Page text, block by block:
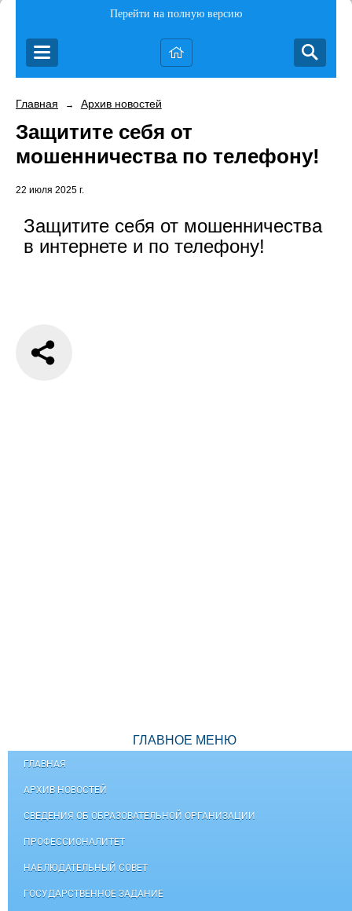
Перейти на полную версию
Главная → Архив новостей
Защитите себя от
мошенничества по телефону!
22 июля 2025 г.
Защитите себя от мошенничества
в интернете и по телефону!
ГЛАВНОЕ МЕНЮ
ГЛАВНАЯ
АРХИВ НОВОСТЕЙ
СВЕДЕНИЯ ОБ ОБРАЗОВАТЕЛЬНОЙ ОРГАНИЗАЦИИ
ПРОФЕССИОНАЛИТЕТ
НАБЛЮДАТЕЛЬНЫЙ СОВЕТ
ГОСУДАРСТВЕННОЕ ЗАДАНИЕ